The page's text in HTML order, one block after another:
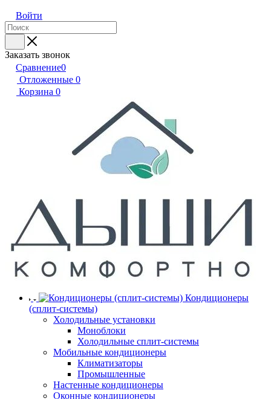
Войти
Заказать звонок
Сравнение0
Отложенные 0
Корзина 0
Кондиционеры
(сплит-системы)
Холодильные установки
Моноблоки
Холодильные сплит-системы
Мобильные кондиционеры
Климатизаторы
Промышленные
Настенные кондиционеры
Оконные кондиционеры